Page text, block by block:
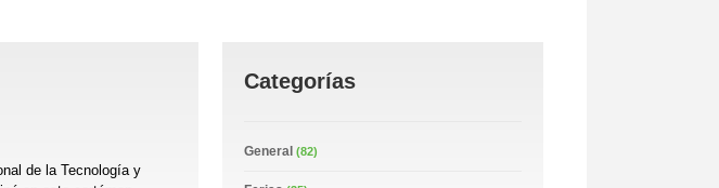
de la Tecnología y
Categorías
General (82)